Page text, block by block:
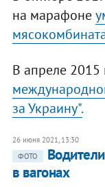
на марафоне
В апреле 2015
за Украину".
26 июня 2021, 13:30
ФОТО
в вагонах